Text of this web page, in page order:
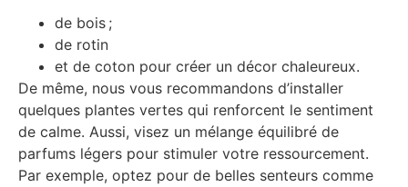
de bois ;
de rotin
et de coton pour créer un décor chaleureux.
De même, nous vous recommandons d’installer
quelques plantes vertes qui renforcent le sentiment
de calme. Aussi, visez un mélange équilibré de
parfums légers pour stimuler votre ressourcement.
Par exemple, optez pour de belles senteurs comme